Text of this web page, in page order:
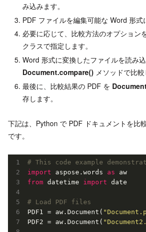
み込みます。
PDF ファイルを編集可能な Word 形式
必要に応じて、比較方法のオプション
クラスで指定します。
Word 形式に変換したファイルを読み込
Document.compare() メソッドで比較
最後に、比較結果の PDF を
存します。
下記は、Python で PDF ドキュメントを比
です。
# This code example
import aspose.words as
from datetime import date
# Load PDF files
PDF1 = aw.Document(
PDF2 = aw.Document(